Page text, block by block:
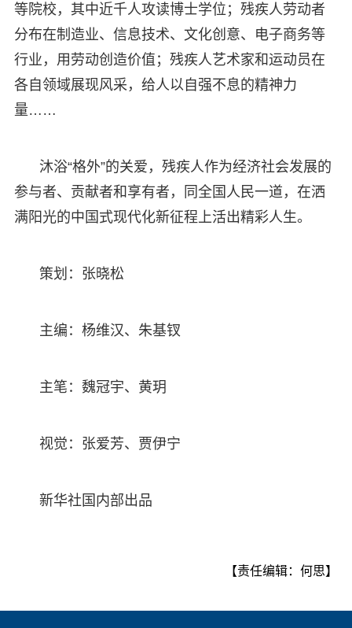
等院校，其中近千人攻读博士学位；残疾人劳动者
分布在制造业、信息技术、文化创意、电子商务等
行业，用劳动创造价值；残疾人艺术家和运动员在
各自领域展现风采，给人以自强不息的精神力
量……
沐浴“格外”的关爱，残疾人作为经济社会发展的
参与者、贡献者和享有者，同全国人民一道，在洒
满阳光的中国式现代化新征程上活出精彩人生。
策划：张晓松
主编：杨维汉、朱基钗
主笔：魏冠宇、黄玥
视觉：张爱芳、贾伊宁
新华社国内部出品
【责任编辑：何思】